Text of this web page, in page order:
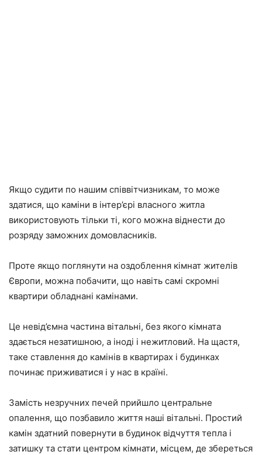
Якщо судити по нашим співвітчизникам, то може
здатися, що каміни в інтер’єрі власного житла
використовують тільки ті, кого можна віднести до
розряду заможних домовласників.
Проте якщо поглянути на оздоблення кімнат жителів
Європи, можна побачити, що навіть самі скромні
квартири обладнані камінами.
Це невід’ємна частина вітальні, без якого кімната
здається незатишною, а іноді і нежитловий. На щастя,
таке ставлення до камінів в квартирах і будинках
починає приживатися і у нас в країні.
Замість незручних печей прийшло центральне
опалення, що позбавило життя наші вітальні. Простий
камін здатний повернути в будинок відчуття тепла і
затишку та стати центром кімнати, місцем, де збереться